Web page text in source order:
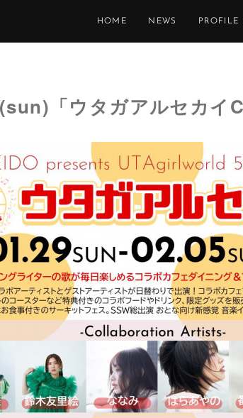
HOME NEWS PROFILE
「ウタガアルセカイ